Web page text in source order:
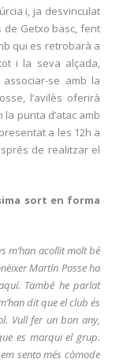
i, ja desvinculat
de Getxo basc, fent
qui es retrobarà a
i la seva alçada,
se amb la
l’avilès oferirà
punta d’atac amb
a les 12h a
de realitzar el
sort en forma
m’han acollit molt bé
Martín Posse ha
També he parlat
dit que el club és
Vull fer un bon any,
es marqui el grup.
sento més còmode